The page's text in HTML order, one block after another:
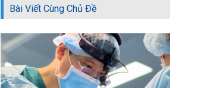
Bài Viết Cùng Chủ Đề